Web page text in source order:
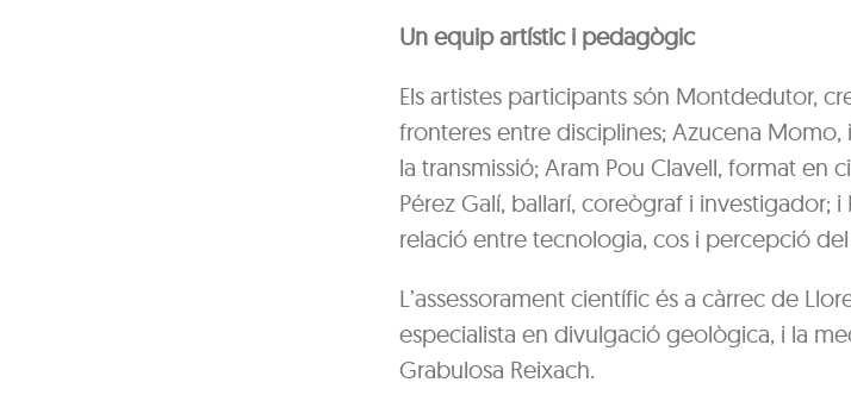
Un equip artístic i pedagògic
Els artistes participants són Montdedutor,
fronteres entre disciplines; Azucena Momo,
la transmissió; Aram Pou Clavell, format en
Pérez Galí, ballarí, coreògraf i investigador;
relació entre tecnologia, cos i percepció
L’assessorament científic és a càrrec de
especialista en divulgació geològica, i la
Grabulosa Reixach.